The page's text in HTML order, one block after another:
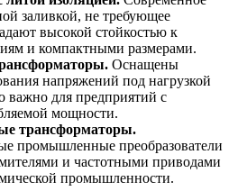
заливкой, не требующее
высокой стойкостью к
и компактными размерами.
Оснащены
напряжений под нагрузкой
важно для предприятий с
мощности.
трансформаторы.
промышленные преобразователи
и частотными приводами
промышленности.